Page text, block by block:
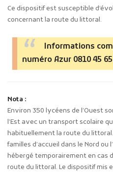
Ce dispositif est susceptible
concernant la route du littoral.
Informations
numéro Azur 0810 45
Nota :
Environ 350 lycéens de l’Ouest
l’Est avec un transport scolaire
habituellement la route du
familles d’accueil dans le Nord ou
hébergé temporairement en cas
route du littoral. Le dispositif mis